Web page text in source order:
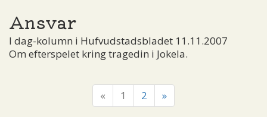
Ansvar
I dag-kolumn i Hufvudstadsbladet 11.11.2007
Om efterspelet kring tragedin i Jokela.
« 1 2 »